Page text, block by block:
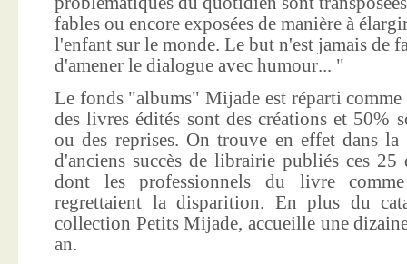
fables ou encore exposées de manière à
l'enfant sur le monde. Le but n'est jamais de
d'amener le dialogue avec humour... "
Le fonds "albums" Mijade est réparti
des livres édités sont des créations et 50%
ou des reprises. On trouve en effet dans
d'anciens succès de librairie publiés ces 25
dont les professionnels du livre
regrettaient la disparition. En plus du
collection Petits Mijade, accueille une
an.